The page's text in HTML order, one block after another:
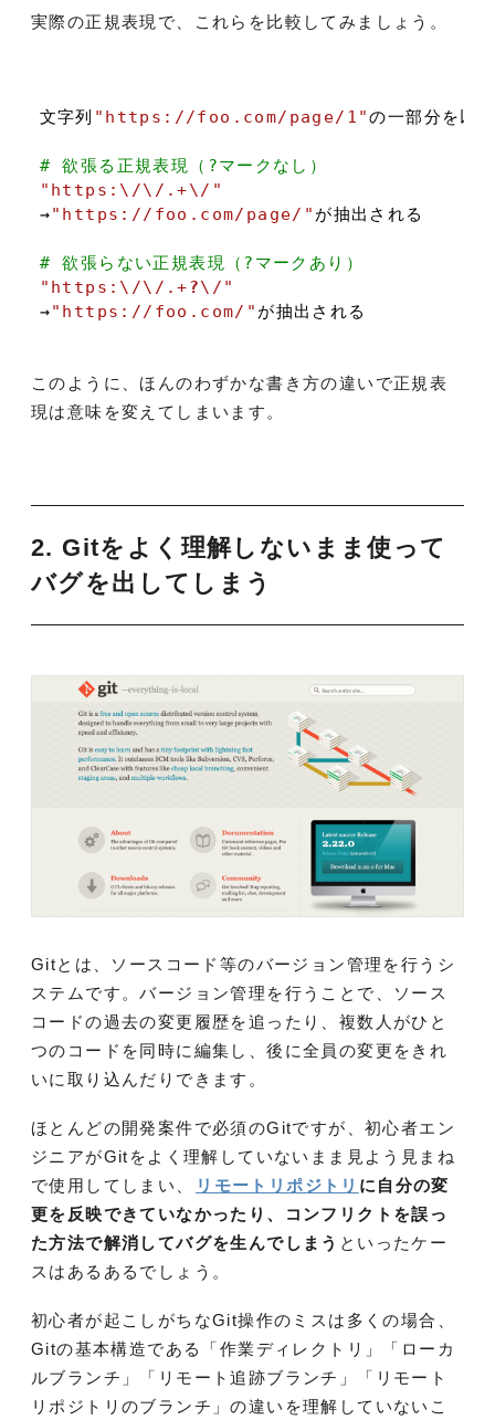
実際の正規表現で、これらを比較してみましょう。
文字列 "https://foo.com/page/1"の一部分を以
# 欲張る正規表現（?マークなし）
"https:\/\/.+\/"
→"https://foo.com/page/" が抽出される
# 欲張らない正規表現（?マークあり）
"https:\/\/.+?\/"
→"https://foo.com/"
このように、ほんのわずかな書き方の違いで正規表
現は意味を変えてしまいます。
2. Gitをよく理解しないまま使って
バグを出してしまう
Gitとは、ソースコード等のバージョン管理を行うシ
ステムです。バージョン管理を行うことで、ソース
コードの過去の変更履歴を追ったり、複数人がひと
つのコードを同時に編集し、後に全員の変更をきれ
いに取り込んだりできます。
ほとんどの開発案件で必須のGitですが、初心者エン
ジニアがGitをよく理解していないまま見よう見まね
で使用してしまい、
リモートリポジトリ に自分の変
更を反映できていなかったり、コンフリクトを誤っ
た方法で解消してバグを生んでしまう といったケー
スはあるあるでしょう。
初心者が起こしがちなGit操作のミスは多くの場合、
Gitの基本構造である「作業ディレクトリ」「ローカ
ルブランチ」「リモート追跡ブランチ」「リモート
リポジトリのブランチ」の違いを理解していないこ